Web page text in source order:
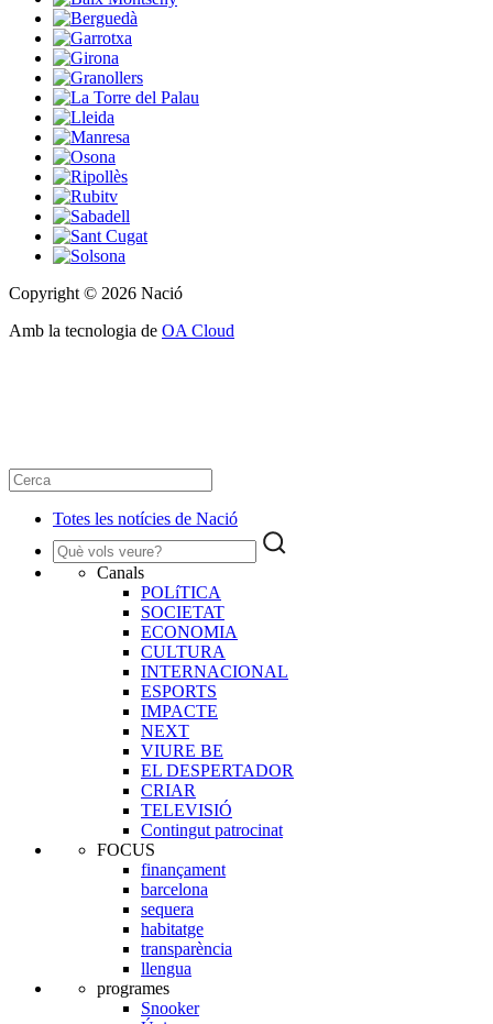
Copyright © 2026 Nació
Amb la tecnologia de OA Cloud
Totes les notícies de Nació
Canals
POLíTICA
SOCIETAT
ECONOMIA
CULTURA
INTERNACIONAL
ESPORTS
IMPACTE
NEXT
VIURE BE
EL DESPERTADOR
CRIAR
TELEVISIÓ
Contingut patrocinat
FOCUS
finançament
barcelona
sequera
habitatge
transparència
llengua
programes
Snooker